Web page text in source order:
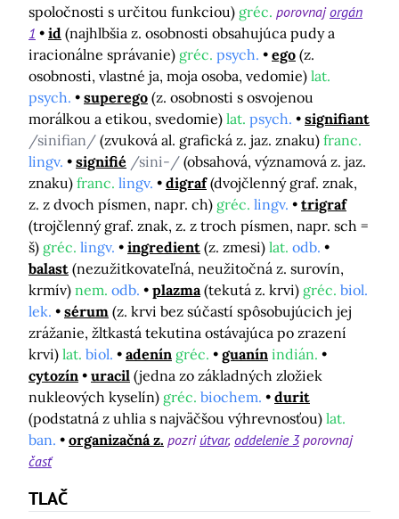
spoločnosti s určitou funkciou) gréc. porovnajorgán
1
id (najhlbšia z. osobnosti obsahujúca pudy a
iracionálne správanie) gréc. psych. ego (z.
osobnosti, vlastné ja, moja osoba, vedomie) lat.
psych.
superego (z. osobnosti s osvojenou
morálkou a etikou, svedomie) lat. psych.
signifiant
/sinifian/ (zvuková al. grafická z. jaz. znaku) franc.
lingv.
signifié /sini-/ (obsahová, významová z. jaz.
znaku) franc. lingv. digraf (dvojčlenný graf. znak,
z. z dvoch písmen, napr. ch) gréc. lingv.
trigraf
(trojčlenný graf. znak, z. z troch písmen, napr. sch =
š) gréc. lingv. ingredient (z. zmesi) lat. odb.
balast (nezužitkovateľná, neužitočná z. surovín,
krmív) nem. odb. plazma (tekutá z. krvi) gréc. biol.
lek.
sérum (z. krvi bez súčastí spôsobujúcich jej
zrážanie, žltkastá tekutina ostávajúca po zrazení
krvi) lat. biol. adenín gréc. guanín indián.
cytozín
uracil (jedna zo základných zložiek
nukleových kyselín) gréc. biochem.
durit
(podstatná z uhlia s najväčšou výhrevnosťou) lat.
ban.
organizačná z. pozri útvar oddelenie 3 porovnaj
časť
TLAČ